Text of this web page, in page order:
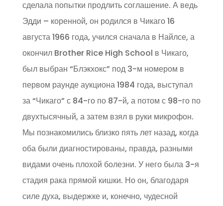
сделала попытки продлить соглашение. А ведь
Эдди – коренной, он родился в Чикаго 16
августа 1966 года, учился сначала в Найлсе, а
окончил Brother Rice High School в Чикаго,
был выбран “Блэкхокс” под 3-м номером в
первом раунде аукциона 1984 года, выступал
за “Чикаго” с 84-го по 87-й, а потом с 98-го по
двухтысячный, а затем взял в руки микрофон.
Мы познакомились близко пять лет назад, когда
оба были диагностированы, правда, разными
видами очень плохой болезни. У него была 3-я
стадия рака прямой кишки. Но он, благодаря
силе духа, выдержке и, конечно, чудесной